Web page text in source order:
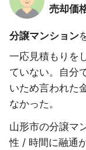
売却価
分譲マンション
一応見積もりを
ていない。自分
いため言われた
なかった。
山形市の分譲マ
性 / 時間に融通